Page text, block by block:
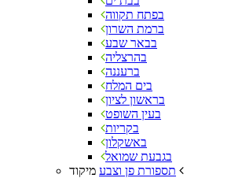
בפתח תקווה
ברמת השרון
בבאר שבע
בהרצליה
ברעננה
בים המלח
בראשון לציון
בעין השופט
בקריות
באשקלון
בגבעת שמואל
תספורת פן וצבע